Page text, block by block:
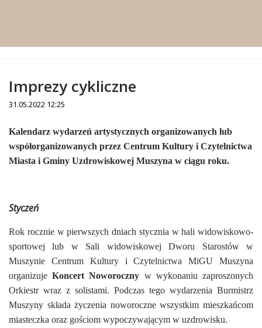
Imprezy cykliczne
31.05.2022 12:25
Treść
Kalendarz wydarzeń artystycznych organizowanych lub
współorganizowanych przez Centrum Kultury i Czytelnictwa
Miasta i Gminy Uzdrowiskowej Muszyna w ciągu roku.
Styczeń
Rok rocznie w pierwszych dniach stycznia w hali widowiskowo-
sportowej lub w Sali widowiskowej Dworu Starostów w
Muszynie Centrum Kultury i Czytelnictwa MiGU Muszyna
organizuje Koncert Noworoczny w wykonaniu zaproszonych
Orkiestr wraz z solistami. Podczas tego wydarzenia Burmistrz
Muszyny składa życzenia noworoczne wszystkim mieszkańcom
miasteczka oraz gościom wypoczywającym w uzdrowisku.